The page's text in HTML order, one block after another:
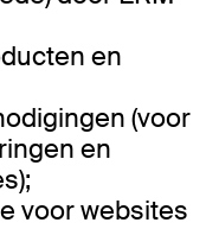
en
(voor
en
voor websites